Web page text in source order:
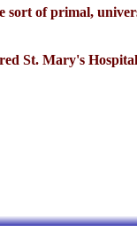
sort of primal,
St. Mary's